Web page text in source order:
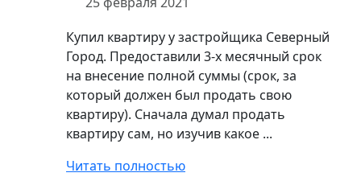
Купил квартиру у застройщика Северный
Город. Предоставили 3-х месячный срок
на внесение полной суммы (срок, за
который должен был продать свою
квартиру). Сначала думал продать
квартиру сам, но изучив какое ...
Читать полностью